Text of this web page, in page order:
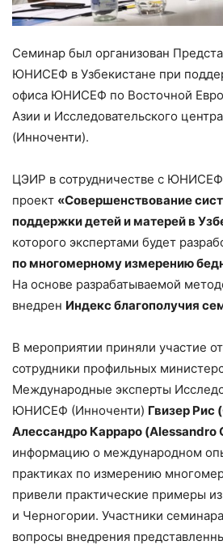
Семинар был организован
ЮНИСЕФ в Узбекистане при
офиса ЮНИСЕФ по Восточной
Азии и Исследовательского
(Инноченти).
ЦЭИР в сотрудничестве с
проект «Совершенствование
поддержки детей и матерей в
которого экспертами будет
по многомерному измерению
На основе разрабатываемой
внедрен Индекс благополучия
В мероприятии приняли участие
сотрудники профильных
Международные эксперты
ЮНИСЕФ (Инноченти) Гвизер Рис
Алессандро Карраро (Alessandro
информацию о международном
практиках по измерению
привели практические примеры из
и Черногории. Участники
вопросы внедрения